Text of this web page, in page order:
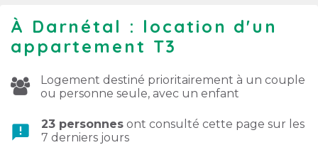
À Darnétal : location d'un
appartement T3
Logement destiné prioritairement à un couple
ou personne seule, avec un enfant
announcement 23 personnes ont consulté cette page sur les
7 derniers jours